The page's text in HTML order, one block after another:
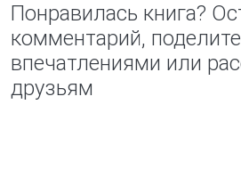
Понравилась книга?
комментарий,
впечатлениями или
друзьям